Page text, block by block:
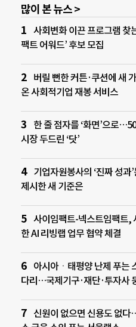
많이 본 뉴스 >
사회변화 이끈 프로그램 찾
팩트 어워드’ 후보 모집
버릴 뻔한 커튼·쿠션에 새
온 사회적기업 재봉 서비스
한 줄 점자를 ‘화면’으로
시장 두드린 ‘닷’
기업자원봉사의 ‘진짜 성과
제시한 새 기준은
사이임팩트-넥스트임팩트,
한 AI 리빙랩 업무 협약 체결
아시아ㆍ태평양 난제 푸는
다리…국제기구·재단·투자사
신원이 없으면 신용도 없